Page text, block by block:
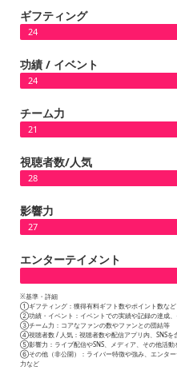
ギフティング
24
功績 / イベント
24
チーム力
21
視聴者数/人気
28
影響力
27
エンターテイメント
※基準・詳細
①ギフティング：獲得有料ギフト数やポイント数など
②功績・イベント：イベントでの実績や記録の達成
③チーム力：コアなファンの数やファンとの団結等
④視聴者数 / 人気：視聴者数や配信アプリ内、SNSを
⑤影響力：ライブ配信やSNS、メディア、その他活動
⑥その他（非公開）：ライバー特徴や強み、エンタ
力など